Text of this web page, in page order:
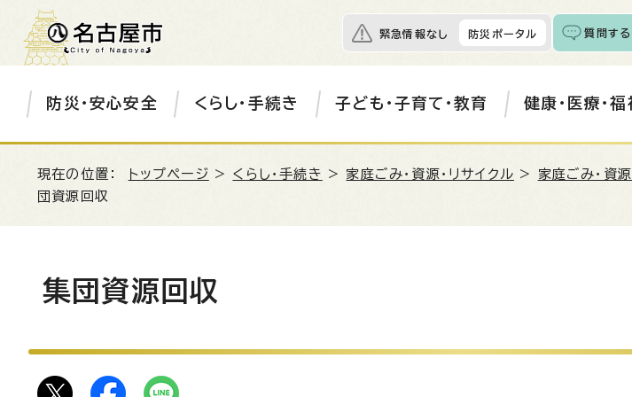
緊急情報なし 防災ポータル 質問する
防災・安心安全 くらし・手続き 子ども・子育て・教育 健康・医療・福
現在の位置： トップページ > くらし・手続き > 家庭ごみ・資源・リサイクル > 家庭ごみ・資
団資源回収
集団資源回収